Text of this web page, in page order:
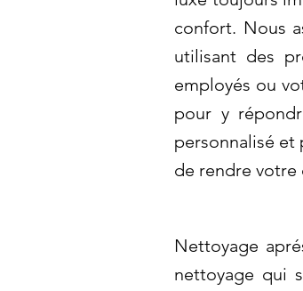
confort. Nous
utilisant des
employés ou
pour y
personnalisé et
de rendre
Nettoyage
nettoyage qui